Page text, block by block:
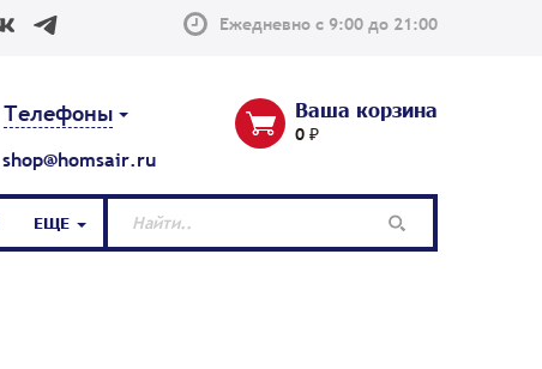
Ежедневно с 9:00 до 21:00
Телефоны
shop@homsair.ru
Ваша корзина
0 ₽
ЕЩЕ